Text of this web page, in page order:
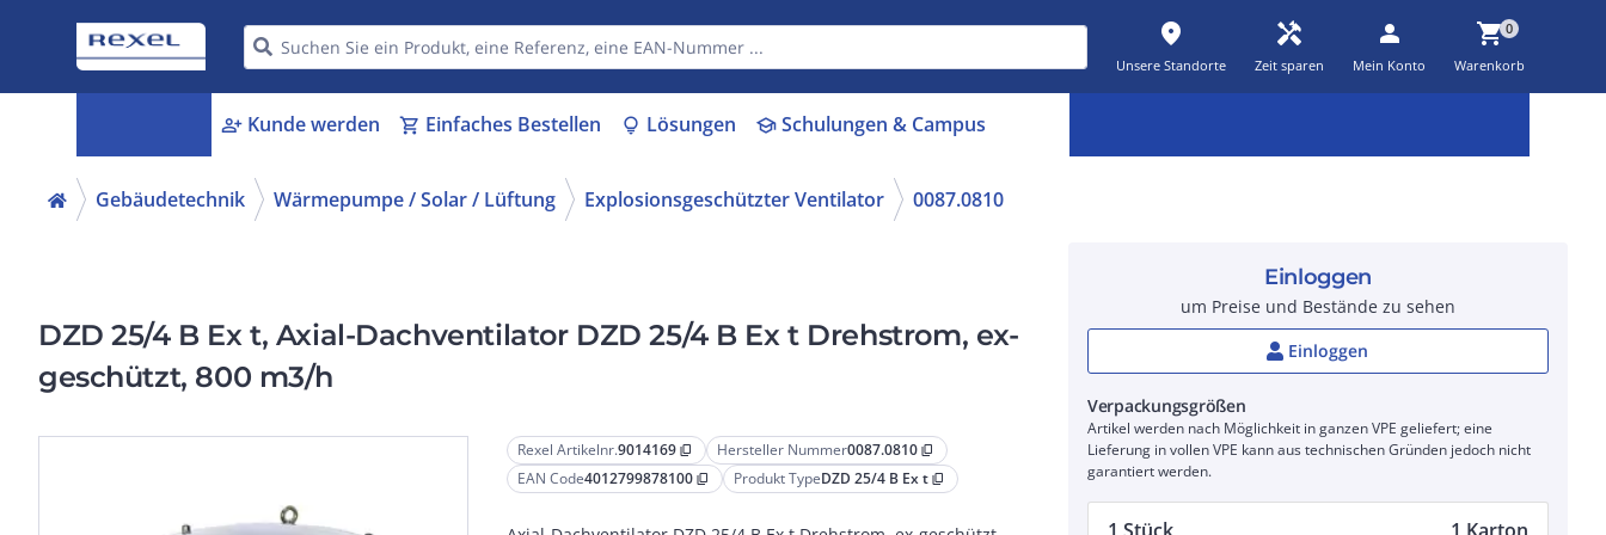
place
Unsere Standorte
handyman
Zeit sparen
person
Mein Konto
shopping_cart0
Warenkorb
person_add Kunde werden shopping_cart Einfaches Bestellen lightbulb Lösungen schoolSchulungen & Campus
Gebäudetechnik Wärmepumpe / Solar / Lüftung Explosionsgeschützter Ventilator 0087.0810
DZD 25/4 B Ex t, Axial-Dachventilator DZD 25/4 B Ex t Drehstrom, ex-
geschützt, 800 m3/h
Rexel Artikelnr.9014169 content_copy Hersteller Nummer0087.0810 content_copy
EAN Code4012799878100 content_copy Produkt TypeDZD 25/4 B Ex t content_copy
Einloggen
um Preise und Bestände zu sehen
Einloggen
Verpackungsgrößen
Artikel werden nach Möglichkeit in ganzen VPE geliefert; eine
Lieferung in vollen VPE kann aus technischen Gründen jedoch nicht
garantiert werden.